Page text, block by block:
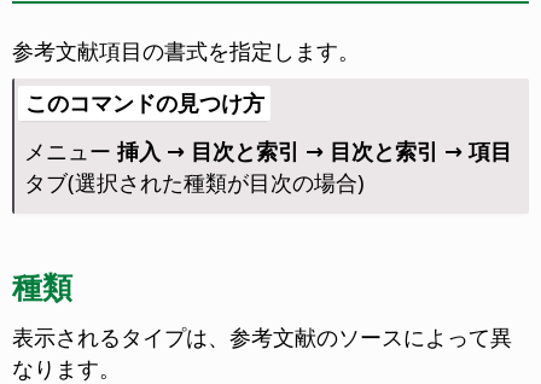
参考文献項目の書式を指定します。
このコマンドの見つけ方
メニュー 挿入 → 目次と索引 → 目次と索引 → 項目
タブ(選択された種類が目次の場合)
種類
表示されるタイプは、参考文献のソースによって異
なります。